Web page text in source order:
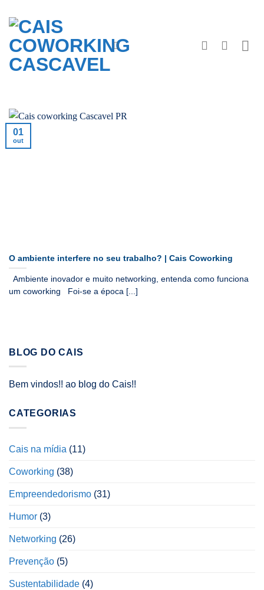
content
O ambiente interfere no seu trabalho? | Cais Coworking
Ambiente inovador e muito networking, entenda como funciona
um coworking Foi-se a época [...]
01
out
BLOG DO CAIS
Bem vindos!! ao blog do Cais!!
CATEGORIAS
Cais na mídia (11)
Coworking (38)
Empreendedorismo (31)
Humor (3)
Networking (26)
Prevenção (5)
Sustentabilidade (4)